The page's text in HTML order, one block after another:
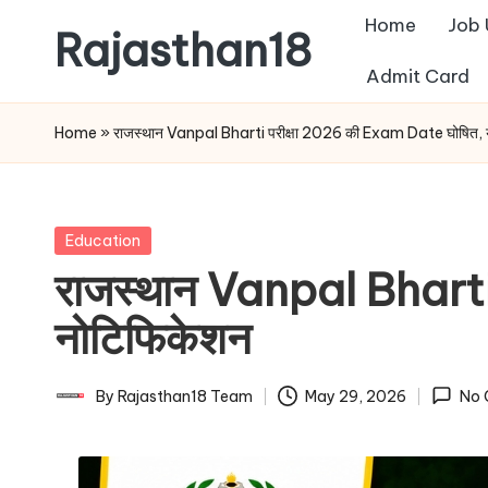
content
Rajasthan18
News
is
most
watched
and
the
most
respected
media
Home Job
Admit Card
Home » राजस्थान Vanpal Bharti परीक्षा 2026 की Exam Date घोषित,
Posted
Education
राजस्थान Vanpal Bharti
नोटिफिकेशन
Posted
By Rajasthan18 Team May 29, 2026 No